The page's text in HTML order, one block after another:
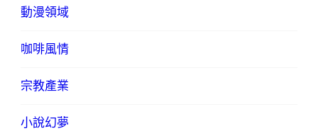
動漫領域
咖啡風情
宗教產業
小說幻夢